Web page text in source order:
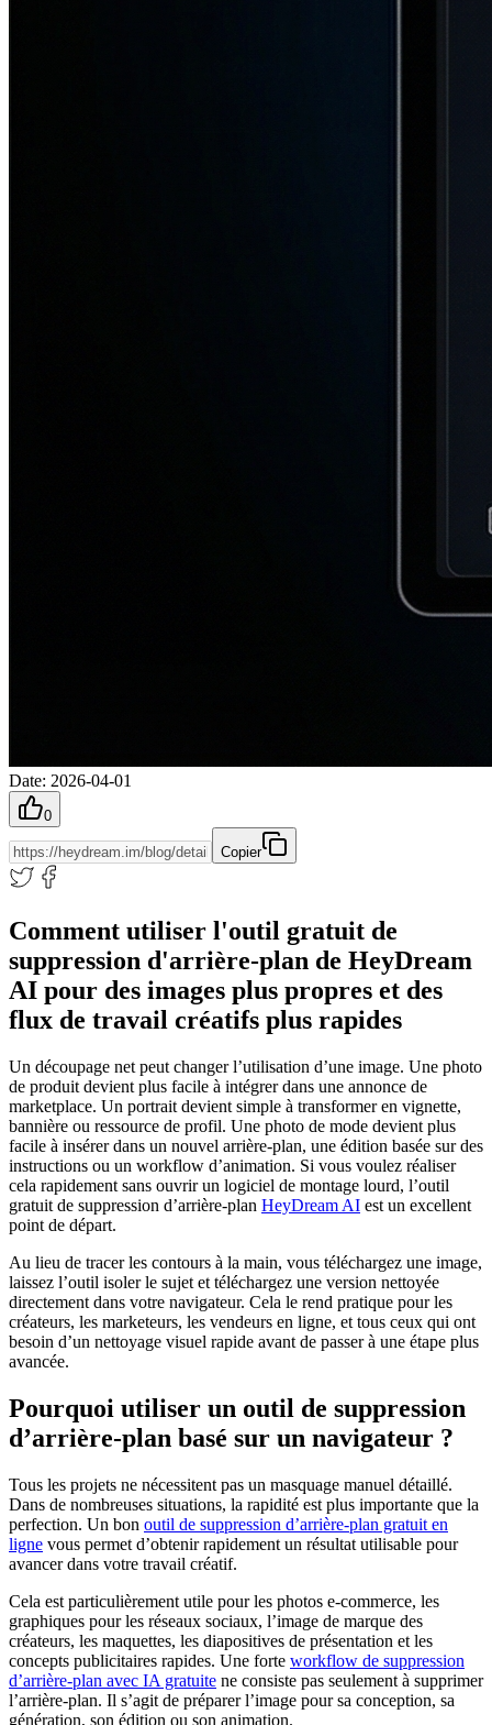
Date: 2026-04-01
0
Copier
Comment utiliser l'outil gratuit de
suppression d'arrière-plan de HeyDream
AI pour des images plus propres et des
flux de travail créatifs plus rapides
Un découpage net peut changer l’utilisation d’une image. Une photo
de produit devient plus facile à intégrer dans une annonce de
marketplace. Un portrait devient simple à transformer en vignette,
bannière ou ressource de profil. Une photo de mode devient plus
facile à insérer dans un nouvel arrière-plan, une édition basée sur des
instructions ou un workflow d’animation. Si vous voulez réaliser
cela rapidement sans ouvrir un logiciel de montage lourd, l’outil
gratuit de suppression d’arrière-plan HeyDream AI est un excellent
point de départ.
Au lieu de tracer les contours à la main, vous téléchargez une image,
laissez l’outil isoler le sujet et téléchargez une version nettoyée
directement dans votre navigateur. Cela le rend pratique pour les
créateurs, les marketeurs, les vendeurs en ligne, et tous ceux qui ont
besoin d’un nettoyage visuel rapide avant de passer à une étape plus
avancée.
Pourquoi utiliser un outil de suppression
d’arrière-plan basé sur un navigateur ?
Tous les projets ne nécessitent pas un masquage manuel détaillé.
Dans de nombreuses situations, la rapidité est plus importante que la
perfection. Un bon outil de suppression d’arrière-plan gratuit en
ligne vous permet d’obtenir rapidement un résultat utilisable pour
avancer dans votre travail créatif.
Cela est particulièrement utile pour les photos e-commerce, les
graphiques pour les réseaux sociaux, l’image de marque des
créateurs, les maquettes, les diapositives de présentation et les
concepts publicitaires rapides. Une forte workflow de suppression
d’arrière-plan avec IA gratuite ne consiste pas seulement à supprimer
l’arrière-plan. Il s’agit de préparer l’image pour sa conception, sa
génération, son édition ou son animation.